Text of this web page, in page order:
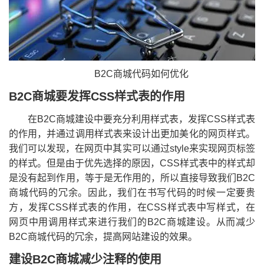
B2C商城代码如何优化
B2C商城要发挥CSS样式表的作用
在B2C商城建设中要充分利用样式表，发挥CSS样式表
的作用，并通过调用样式表来设计出更加美化的网页样式。
我们可以发现，在网页中其实可以通过style来实现网页标签
的样式。但是由于优先选择的原因，CSS样式表中的样式却
是没有起到作用，等于是无作用的，所以直接导致我们B2C
商城代码的冗余。因此，我们在书写代码的时候一定要贵
方，发挥CSS样式表的作用，在CSS样式表中写样式，在
网页中用调用样式来进行我们的B2C商城建设。从而减少
B2C商城代码的冗余，提高网站建设的效果。
建设B2C商城减少注释的使用